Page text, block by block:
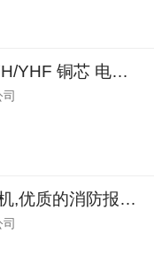
厂家直销 众邦 YH/YHF 铜芯 电焊机电缆
昆仑牌消防电话机,优质的消防报警电话机，隧道救援电话机